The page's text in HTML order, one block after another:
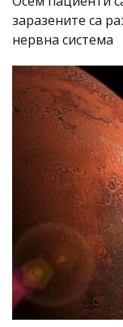
заразените са
нервна система